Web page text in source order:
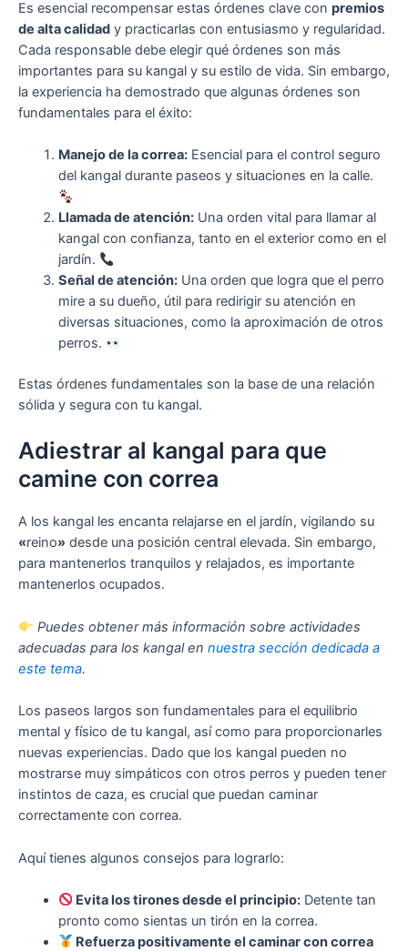
Es esencial recompensar estas órdenes clave con premios
de alta calidad y practicarlas con entusiasmo y regularidad.
Cada responsable debe elegir qué órdenes son más
importantes para su kangal y su estilo de vida. Sin embargo,
la experiencia ha demostrado que algunas órdenes son
fundamentales para el éxito:
Manejo de la correa:Esencial para el control seguro
del kangal durante paseos y situaciones en la calle.
Llamada de atención:Una orden vital para llamar al
kangal con confianza, tanto en el exterior como en el
jardín.
Señal de atención:Una orden que logra que el perro
mire a su dueño, útil para redirigir su atención en
diversas situaciones, como la aproximación de otros
perros.
Estas órdenes fundamentales son la base de una relación
sólida y segura con tu kangal.
Adiestrar al kangal para que
camine con correa
A los kangal les encanta relajarse en el jardín, vigilando su
«reino» desde una posición central elevada. Sin embargo,
para mantenerlos tranquilos y relajados, es importante
mantenerlos ocupados.
Puedes obtener más información sobre actividades
adecuadas para los kangal en nuestra sección dedicada a
este tema.
Los paseos largos son fundamentales para el equilibrio
mental y físico de tu kangal, así como para proporcionarles
nuevas experiencias. Dado que los kangal pueden no
mostrarse muy simpáticos con otros perros y pueden tener
instintos de caza, es crucial que puedan caminar
correctamente con correa.
Aquí tienes algunos consejos para lograrlo:
Evita los tirones desde el principio: Detente tan
pronto como sientas un tirón en la correa.
Refuerza positivamente el caminar con correa